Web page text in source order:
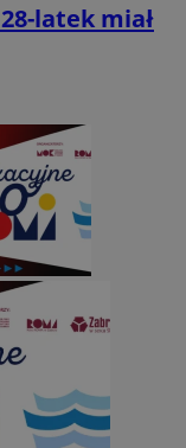
latek miał